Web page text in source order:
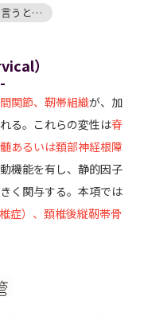
言うと…
）
関節、靭帯組織が、加
る。これらの変性は脊
あるいは頚部神経根障
機能を有し、静的因子
く関与する。本項では
症）、頚椎後縦靭帯骨